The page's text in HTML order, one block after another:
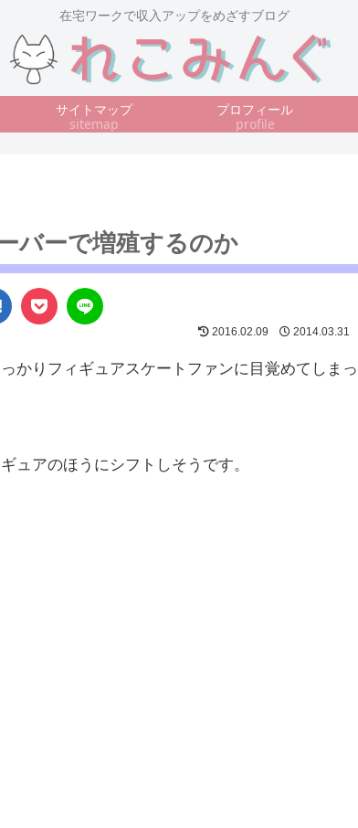
在宅ワークで収入アップをめざすブログ
サイトマップ
sitemap
プロフィール
profile
バーで増殖するのか
2016.02.09 2014.03.31
かりフィギュアスケートファンに目覚めてしまっ
ュアのほうにシフトしそうです。